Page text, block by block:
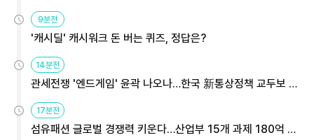
9분전
'캐시딜' 캐시워크 돈 버는 퀴즈, 정답은?
14분전
관세전쟁 '엔드게임' 윤곽 나오나…한국 新통상정책 교두보 활
17분전
섬유패션 글로벌 경쟁력 키운다…산업부 15개 과제 180억 지